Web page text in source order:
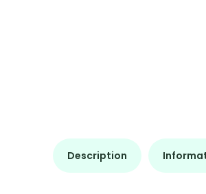
Description